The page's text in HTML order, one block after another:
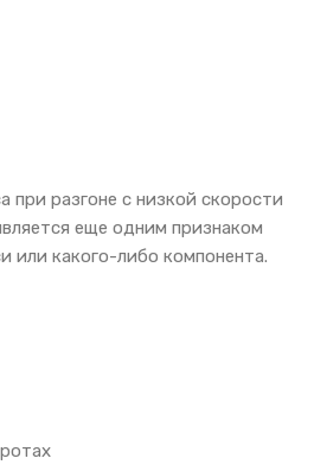
при разгоне с низкой скорости
еще одним признаком
или какого-либо компонента.